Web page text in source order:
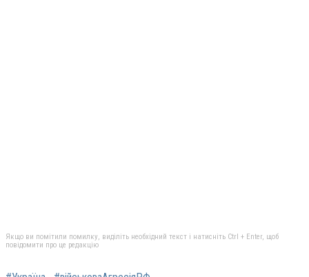
Якщо ви помітили помилку, виділіть необхідний текст і натисніть Ctrl + Enter, щоб
повідомити про це редакцію